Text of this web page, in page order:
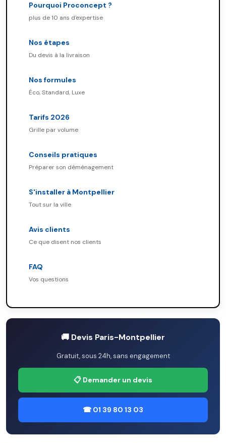
Pourquoi Proconcept ?
plus de 10 ans d'expertise
Nos étapes
Du devis à la livraison
Nos formules
Éco, Standard, Luxe
Tarifs 2026
Grille par volume
Conseils pratiques
Préparer son déménagement
S'installer à Montpellier
Tout sur la ville
Avis clients
Ce que disent nos clients
FAQ
Vos questions
🚚 Devis Paris-Montpellier
Gratuit, sous 24h, sans engagement
📋 Demander un devis
☎ 01 39 80 13 03